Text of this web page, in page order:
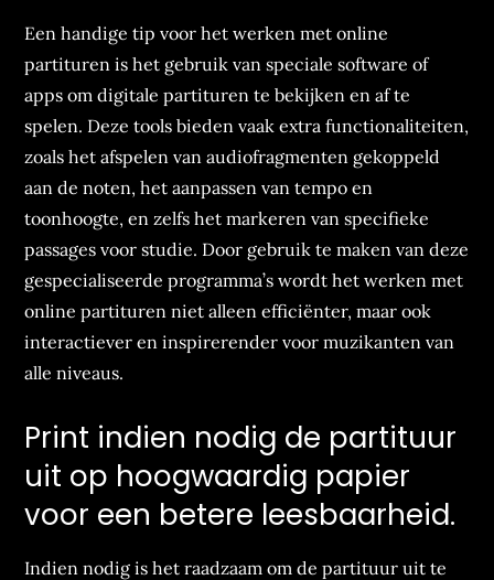
Een handige tip voor het werken met online
partituren is het gebruik van speciale software of
apps om digitale partituren te bekijken en af te
spelen. Deze tools bieden vaak extra functionaliteiten,
zoals het afspelen van audiofragmenten gekoppeld
aan de noten, het aanpassen van tempo en
toonhoogte, en zelfs het markeren van specifieke
passages voor studie. Door gebruik te maken van deze
gespecialiseerde programma’s wordt het werken met
online partituren niet alleen efficiënter, maar ook
interactiever en inspirerender voor muzikanten van
alle niveaus.
Print indien nodig de partituur
uit op hoogwaardig papier
voor een betere leesbaarheid.
Indien nodig is het raadzaam om de partituur uit te